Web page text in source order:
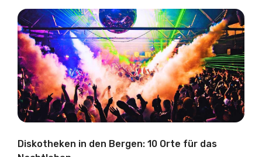
Diskotheken in den Bergen: 10 Orte für das